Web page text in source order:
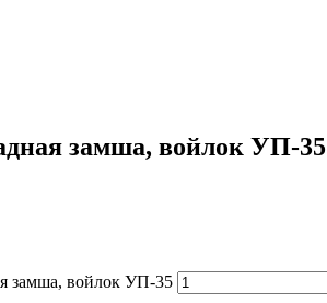
замша, войлок УП-35
замша, войлок УП-35